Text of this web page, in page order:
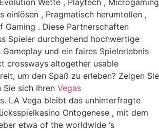
einlösen , Pragmatisch herumtollen ,
Gaming . Diese Partnerschaften
Spieler durchgehend hochwertige
und ein faires Spielerlebnis
crossways altogether usable
um den Spaß zu erleben? Zeigen Sie
Sie sich Ihren Vegas
LA Vega bleibt das unhinterfragte
Ontogenese , mit dem
etwa of the worldwide ‘s